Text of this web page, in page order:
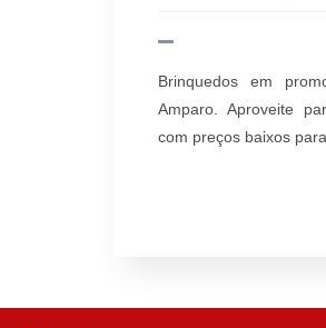
Brinquedos em
Amparo. Aproveite
com preços baixos